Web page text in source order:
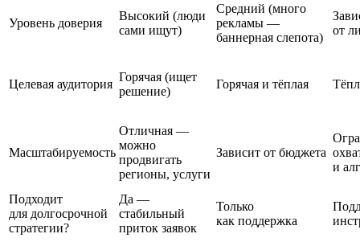
Уровень доверия
Высокий (люди
сами ищут)
Средний (много
рекламы —
баннерная слепота)
от
Целевая аудитория
Горячая (ищет
решение)
Горячая и тёплая
Масштабируемость
Отличная —
можно
продвигать
регионы, услуги
Зависит от бюджета
и
Подходит
для долгосрочной
стратегии?
Да —
стабильный
приток заявок
Только
как поддержка